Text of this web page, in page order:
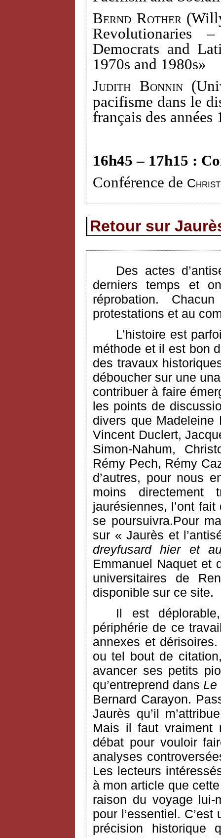
Bernd Rother
Revolutionaries
Democrats and
1970s and 1980s»
Judith Bonnin (
pacifisme dans le
français des années
16h45 – 17h15 :
Conférence de
Retour sur
Des actes
derniers temps et
réprobation.
protestations et au
L’histoire est
méthode et il est bon
des travaux
déboucher sur une
contribuer à faire
les points de
divers que Madeleine
Vincent Duclert,
Simon-Nahum,
Rémy Pech, Rémy
d’autres, pour nous
moins
jaurésiennes, l’ont
se poursuivra.Pour
sur « Jaurès et
dreyfusard hier et
Emmanuel Naquet et
universitaires de
disponible sur ce site.
Il est
périphérie de ce
annexes et
ou tel bout de
avancer ses petits
qu’entreprend dans Le
Bernard Carayon.
Jaurès qu’il
Mais il faut vraiment
débat pour vouloir
analyses
Les lecteurs
à mon article que
raison du voyage
pour l’essentiel.
précision historique